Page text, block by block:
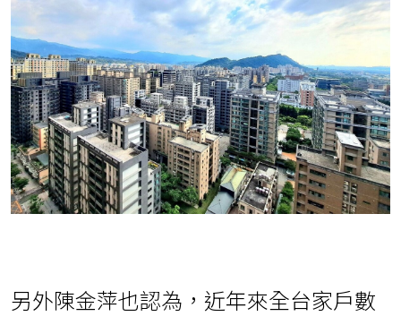
另外陳金萍也認為，近年來全台家戶數